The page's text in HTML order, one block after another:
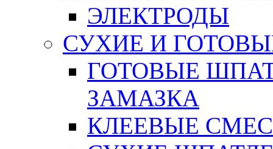
ЭЛЕКТРОДЫ
СУХИЕ И
ГОТОВЫЕ
ЗАМАЗКА
КЛЕЕВЫЕ